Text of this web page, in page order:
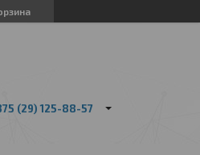
(29) 125-88-57